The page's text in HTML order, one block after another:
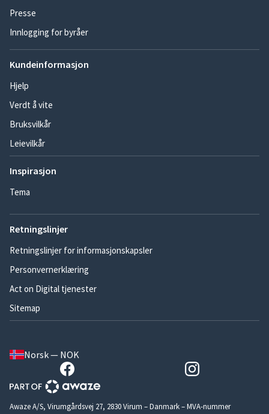
Presse
Innlogging for byråer
Kundeinformasjon
Hjelp
Verdt å vite
Bruksvilkår
Leievilkår
Inspirasjon
Tema
Retningslinjer
Retningslinjer for informasjonskapsler
Personvernerklæring
Act on Digital tjenester
Sitemap
Norsk — NOK
Awaze A/S, Virumgårdsvej 27, 2830 Virum – Danmark – MVA-nummer